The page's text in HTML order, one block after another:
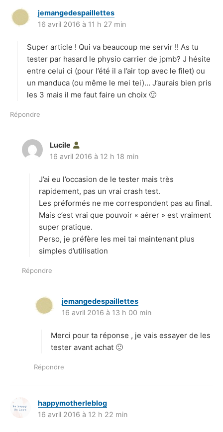
jemangedespaillettes
i
:
16 avril 2016 à 11 h 27 min
Super article ! Qui va beaucoup me servir !! As tu
tester par hasard le physio carrier de jpmb? J hésite
entre celui ci (pour l’été il a l’air top avec le filet) ou
un manduca (ou même le mei tei)… J’aurais bien pris
les 3 mais il me faut faire un choix 🙂
Répondre
Lucile
i
:
16 avril 2016 à 12 h 18 min
J’ai eu l’occasion de le tester mais très
rapidement, pas un vrai crash test.
Les préformés ne me correspondent pas au final.
Mais c’est vrai que pouvoir « aérer » est vraiment
super pratique.
Perso, je préfère les mei tai maintenant plus
simples d’utilisation
Répondre
jemangedespaillettes
i
16 avril 2016 à 13 h 00 min
Merci pour ta réponse , je vais essayer de les
tester avant achat 🙂
Répondre
happymotherleblog
i
16 avril 2016 à 12 h 22 min